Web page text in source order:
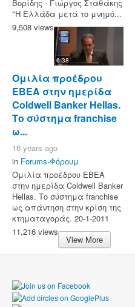
Βορίδης - Γιώργος Σταθάκης
"Η Ελλάδα μετά το μνημό...
9,508 views
6:38
Ομιλία προέδρου
ΕΒΕΑ στην ημερίδα
Coldwell Banker Hellas.
Το σύστημα franchise
ω...
16 years ago
in Forums-Φόρουμ
Ομιλία προέδρου ΕΒΕΑ
στην ημερίδα Coldwell Banker
Hellas. Το σύστημα franchise
ως απάντηση στην κρίση της
κτηματαγοράς. 20-1-2011
11,216 views
View More